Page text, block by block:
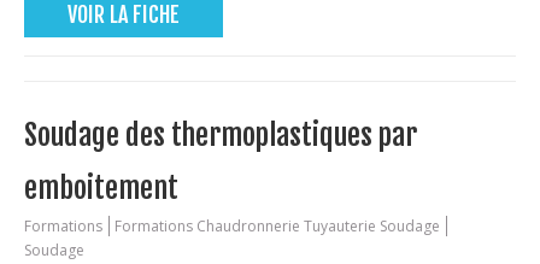
VOIR LA FICHE
Soudage des thermoplastiques par
emboitement
Formations
Formations Chaudronnerie Tuyauterie Soudage
Soudage